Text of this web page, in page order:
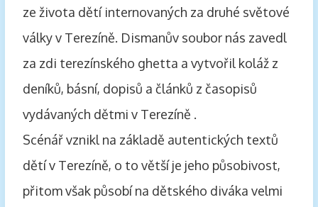
ze života dětí internovaných za druhé světové
války v Terezíně. Dismanův soubor nás zavedl
za zdi terezínského ghetta a vytvořil koláž z
deníků, básní, dopisů a článků z časopisů
vydávaných dětmi v Terezíně .
Scénář vznikl na základě autentických textů
dětí v Terezíně, o to větší je jeho působivost,
přitom však působí na dětského diváka velmi